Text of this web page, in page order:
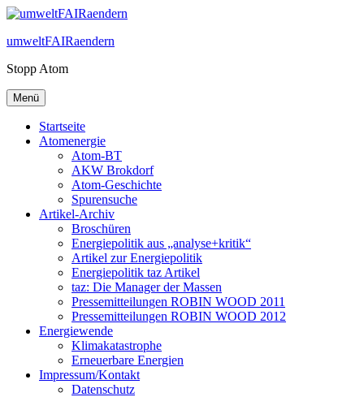
Zum
springen
umweltFAIRaendern
Stopp Atom
Menü
Startseite
Atomenergie
Atom-BT
AKW Brokdorf
Atom-Geschichte
Spurensuche
Artikel-Archiv
Broschüren
Energiepolitik aus „analyse+kritik“
Artikel zur Energiepolitik
Energiepolitik taz Artikel
taz: Die Manager der Massen
Pressemitteilungen ROBIN WOOD 2011
Pressemitteilungen ROBIN WOOD 2012
Energiewende
Klimakatastrophe
Erneuerbare Energien
Impressum/Kontakt
Datenschutz